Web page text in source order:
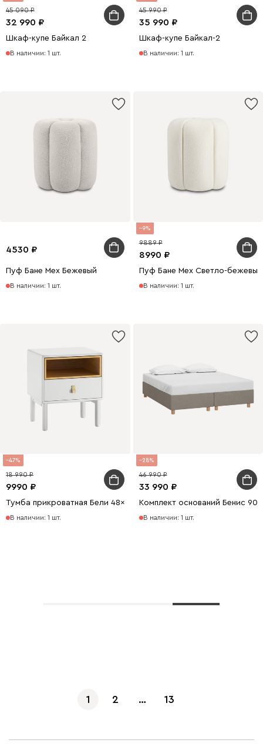
32 990
45 090
Шкаф-купе Байкал 2
В наличии: 1 шт.
35 990
45 990
Шкаф-купе Байкал-2
В наличии: 1 шт.
4530
Пуф Бане Мех Бежевый
В наличии: 1 шт.
9
8990
9889
Пуф Бане Мех Светло-бежевый
В наличии: 1 шт.
47
9990
18 990
Тумба прикроватная Бели 48x55 Белый
В наличии: 1 шт.
28
33 990
46 990
Комплект оснований Бенис 90
В наличии: 1 шт.
1 2 … 13